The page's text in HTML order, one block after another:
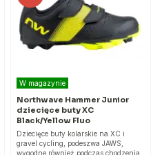
W magazynie
Northwave Hammer Junior
dziecięce buty XC
Black/Yellow Fluo
Dziecięce buty kolarskie na XC i
gravel cycling, podeszwa JAWS,
wygodne również podczas chodzenia,